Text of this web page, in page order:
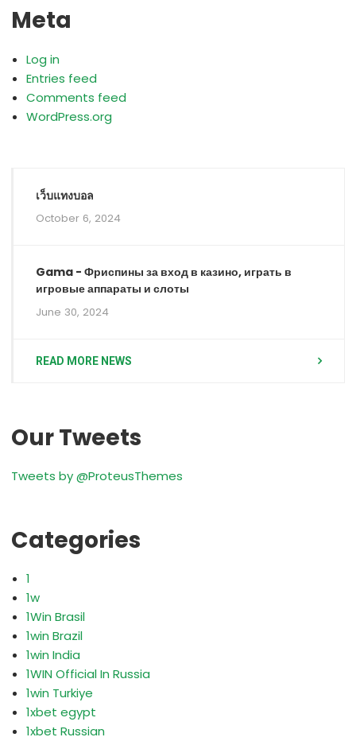
Meta
Log in
Entries feed
Comments feed
WordPress.org
เว็บแทงบอล
October 6, 2024
Gama - Фриспины за вход в казино, играть в
игровые аппараты и слоты
June 30, 2024
READ MORE NEWS
Our Tweets
Tweets by @ProteusThemes
Categories
1
1w
1Win Brasil
1win Brazil
1win India
1WIN Official In Russia
1win Turkiye
1xbet egypt
1xbet Russian